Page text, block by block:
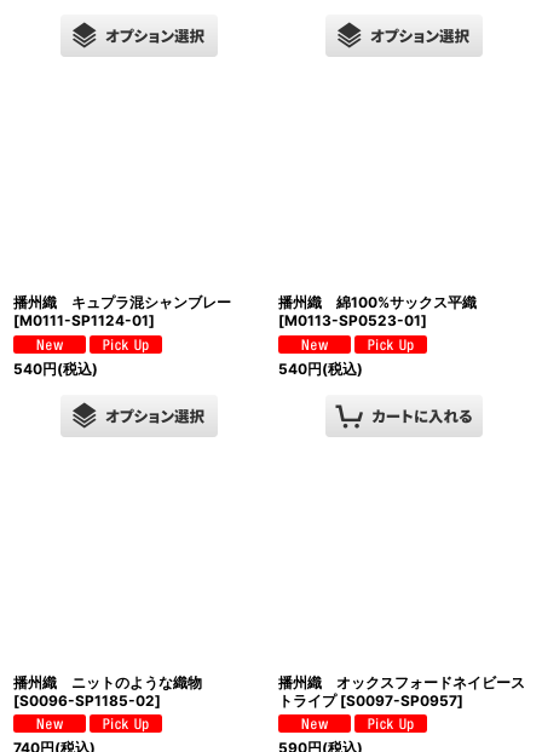
播州織 キュプラ混シャンブレー
[M0111-SP1124-01]
540円(税込)
播州織 綿100%サックス平織
[M0113-SP0523-01]
540円(税込)
播州織 ニットのような織物
[S0096-SP1185-02]
740円(税込)
播州織 オックスフォードネイビース
トライプ [S0097-SP0957]
590円(税込)